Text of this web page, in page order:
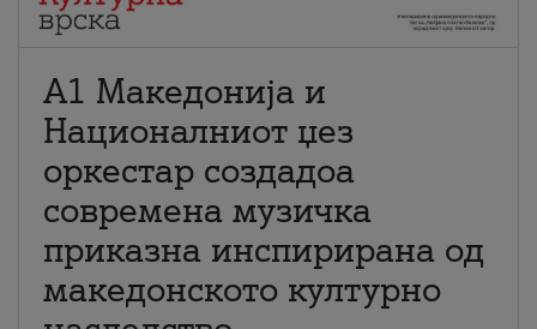
А1 Македонија и
Националниот џез
оркестар создадоа
современа музичка
приказна инспирирана од
македонското културно